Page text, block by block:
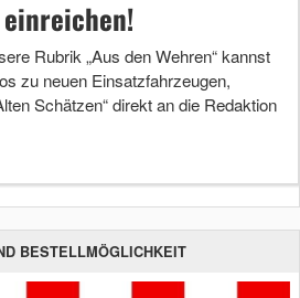
Rubrik „Aus den Wehren“ kannst
zu neuen Einsatzfahrzeugen,
Schätzen“ direkt an die Redaktion
BESTELLMÖGLICHKEIT